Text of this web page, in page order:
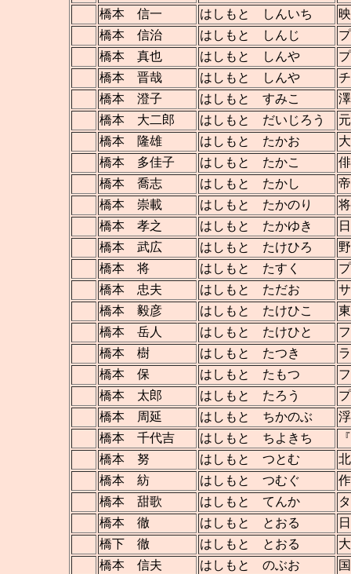
橋本 信一
はしもと しんいち
橋本 信治
はしもと しんじ
橋本 真也
はしもと しんや
橋本 晋哉
はしもと しんや
橋本 澄子
はしもと すみこ
橋本 大二郎
はしもと だいじろう
橋本 隆雄
はしもと たかお
橋本 多佳子
はしもと たかこ
橋本 喬志
はしもと たかし
橋本 崇載
はしもと たかのり
橋本 孝之
はしもと たかゆき
橋本 武広
はしもと たけひろ
橋本 将
はしもと たすく
橋本 忠夫
はしもと ただお
橋本 毅彦
はしもと たけひこ
橋本 岳人
はしもと たけひと
橋本 樹
はしもと たつき
橋本 保
はしもと たもつ
橋本 太郎
はしもと たろう
橋本 周延
はしもと ちかのぶ
橋本 千代吉
はしもと ちよきち
橋本 努
はしもと つとむ
橋本 紡
はしもと つむぐ
橋本 甜歌
はしもと てんか
橋本 徹
はしもと とおる
橋下 徹
はしもと とおる
橋本 信夫
はしもと のぶお